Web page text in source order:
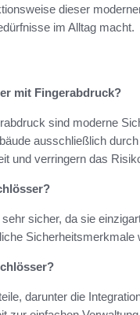
dieser
im Alltag macht.
mit Fingerabdruck?
sind moderne
ausschließlich
und verringern das
sicher, da sie
Sicherheitsmerkmale
darunter die